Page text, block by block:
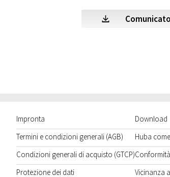
Z
Impronta
Termini e condizioni generali (AGB)
Condizioni generali di acquisto (GTCP)
Protezione dei dati
Download
Huba
Conformità
Vicinanza